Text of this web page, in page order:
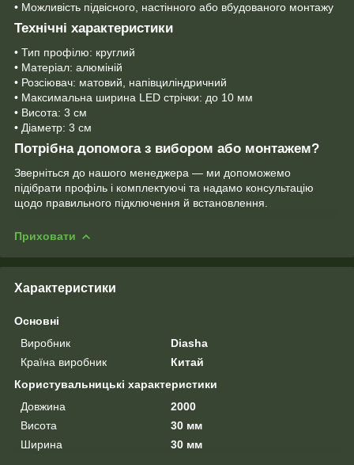
• Можливість підвісного, настінного або вбудованого монтажу
Технічні характеристики
• Тип профілю: круглий
• Матеріал: алюміній
• Розсіювач: матовий, напівциліндричний
• Максимальна ширина LED стрічки: до 10 мм
• Висота: 3 см
• Діаметр: 3 см
Потрібна допомога з вибором або монтажем?
Зверніться до нашого менеджера — ми допоможемо
підібрати профіль і комплектуючі та надамо консультацію
щодо правильного підключення й встановлення.
Приховати
Характеристики
Основні
Виробник
Diasha
Країна виробник
Китай
Користувальницькі характеристики
Довжина
2000
Висота
30 мм
Ширина
30 мм